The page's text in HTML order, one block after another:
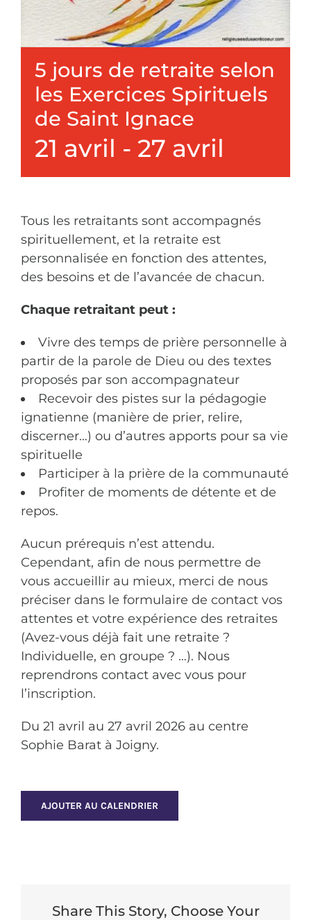
5 jours de retraite selon
les Exercices Spirituels
de Saint Ignace
21 avril - 27 avril
Tous les retraitants sont accompagnés
spirituellement, et la retraite est
personnalisée en fonction des attentes,
des besoins et de l’avancée de chacun.
Chaque retraitant peut :
Vivre des temps de prière personnelle à
partir de la parole de Dieu ou des textes
proposés par son accompagnateur
Recevoir des pistes sur la pédagogie
ignatienne (manière de prier, relire,
discerner…) ou d’autres apports pour sa vie
spirituelle
Participer à la prière de la communauté
Profiter de moments de détente et de
repos.
Aucun prérequis n’est attendu.
Cependant, afin de nous permettre de
vous accueillir au mieux, merci de nous
préciser dans le formulaire de contact vos
attentes et votre expérience des retraites
(Avez-vous déjà fait une retraite ?
Individuelle, en groupe ? …). Nous
reprendrons contact avec vous pour
l’inscription.
Du 21 avril au 27 avril 2026 au centre
Sophie Barat à Joigny.
AJOUTER AU CALENDRIER
Share This Story, Choose Your